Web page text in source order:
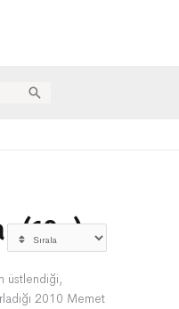
(10+)
üstlendiği,
2010 Memet